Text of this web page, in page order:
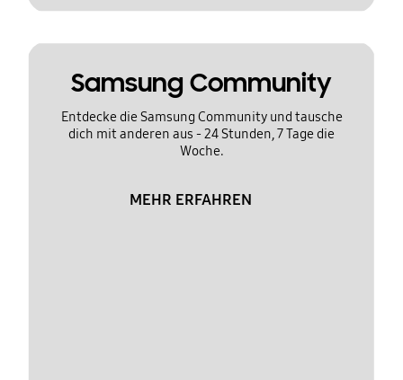
Samsung Community
Entdecke die Samsung Community und tausche
dich mit anderen aus - 24 Stunden, 7 Tage die
Woche.
MEHR ERFAHREN